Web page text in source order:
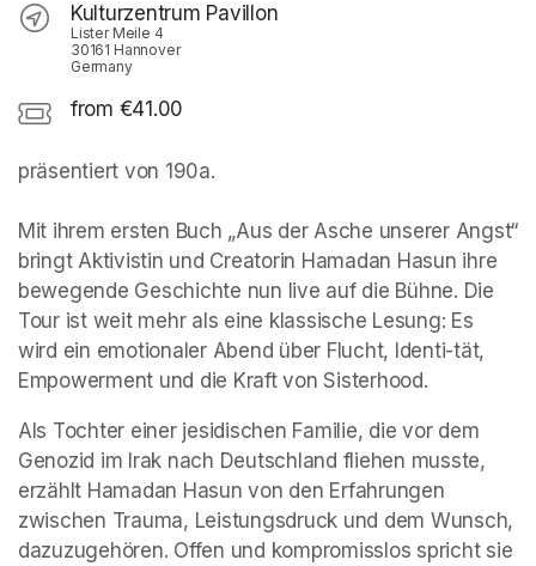
Kulturzentrum Pavillon
Lister Meile 4
30161 Hannover
Germany
from €41.00
präsentiert von 190a.
Mit ihrem ersten Buch „Aus der Asche unserer Angst“
bringt Aktivistin und Creatorin Hamadan Hasun ihre
bewegende Geschichte nun live auf die Bühne. Die
Tour ist weit mehr als eine klassische Lesung: Es
wird ein emotionaler Abend über Flucht, Identi-tät,
Empowerment und die Kraft von Sisterhood.
Als Tochter einer jesidischen Familie, die vor dem
Genozid im Irak nach Deutschland fliehen musste,
erzählt Hamadan Hasun von den Erfahrungen
zwischen Trauma, Leistungsdruck und dem Wunsch,
dazuzugehören. Offen und kompromisslos spricht sie